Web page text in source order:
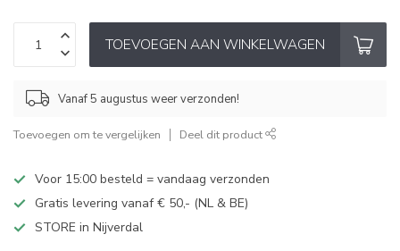
TOEVOEGEN AAN WINKELWAGEN
Vanaf 5 augustus weer verzonden!
Toevoegen om te vergelijken Deel dit product
Voor 15:00 besteld = vandaag verzonden
Gratis levering vanaf € 50,- (NL & BE)
STORE in Nijverdal